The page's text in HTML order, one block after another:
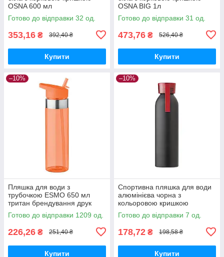
OSNA 600 мл
Готово до відправки 32 од.
353,16 ₴ 392,40 ₴
Купити
OSNA BIG 1л
Готово до відправки 31 од.
473,76 ₴ 526,40 ₴
Купити
–10%
Пляшка для води з
трубочкою ESMO 650 мл
тритан брендування друк
логотипу Помаранчевий
Готово до відправки 1209 од.
226,26 ₴ 251,40 ₴
Купити
–10%
Спортивна пляшка для води
алюмінієва чорна з
кольоровою кришкою
лазерне гравіювання
логотипу
Готово до відправки 7 од.
178,72 ₴ 198,58 ₴
Купити